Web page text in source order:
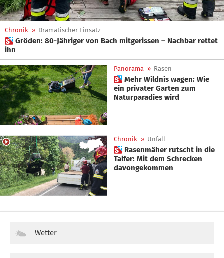
Chronik » Dramatischer Einsatz
 Gröden: 80-Jähriger von Bach mitgerissen – Nachbar rettet
ihn
Panorama » Rasen
 Mehr Wildnis wagen: Wie
ein privater Garten zum
Naturparadies wird
Chronik » Unfall
 Rasenmäher rutscht in die
Talfer: Mit dem Schrecken
davongekommen
Wetter